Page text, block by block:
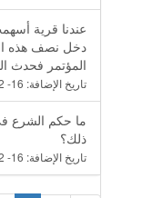
عندنا قرية
دخل نصف هذه
المؤتمر فحدث
تاريخ الإضافة: 16- 02- 1433
ما حكم الشرع
ذلك؟
تاريخ الإضافة: 16- 02- 1433